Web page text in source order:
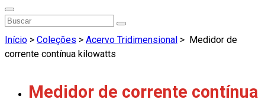
Início > Coleções > Acervo Tridimensional > Medidor de
corrente contínua kilowatts
Medidor de corrente contínua